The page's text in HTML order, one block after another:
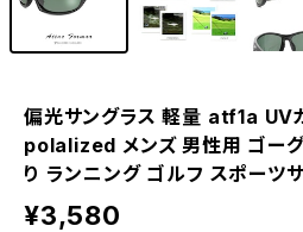
偏光サングラス 軽量 atf1a UV
polalized メンズ 男性用 ゴー
り ランニング ゴルフ スポーツ
¥3,580